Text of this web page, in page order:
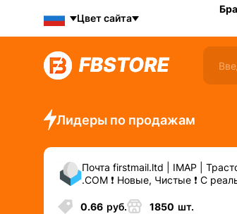
Цвет сайта
Лидеры по продажам
Почта firstmail.ltd | IMAP |
.COM ❗️ Новые, Чистые ❗️ С
прочих сервисов\соц.сетей.
0.66 руб. 1850 шт.